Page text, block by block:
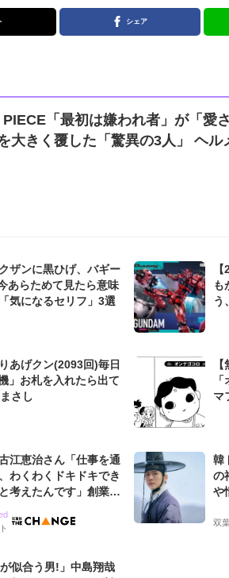
シェア
PIECE「最初は嫌われ者」が「愛
評価を大
ザンに黒ひげ、バギー
あらためて見たら意味
気になるセリフ」3選
も
う
あげクン(2093回)毎日
」お札を入れたら出て
さし
マ
江恵治さん「仕事を通
わくわくドキドキでき
考えたんです」創業来
ティティ
韓
の
や
双
が似合う男!」中島翔哉